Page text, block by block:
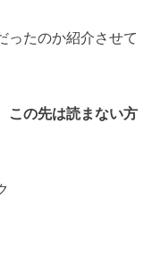
ったのか紹介させて
この先は読まない方